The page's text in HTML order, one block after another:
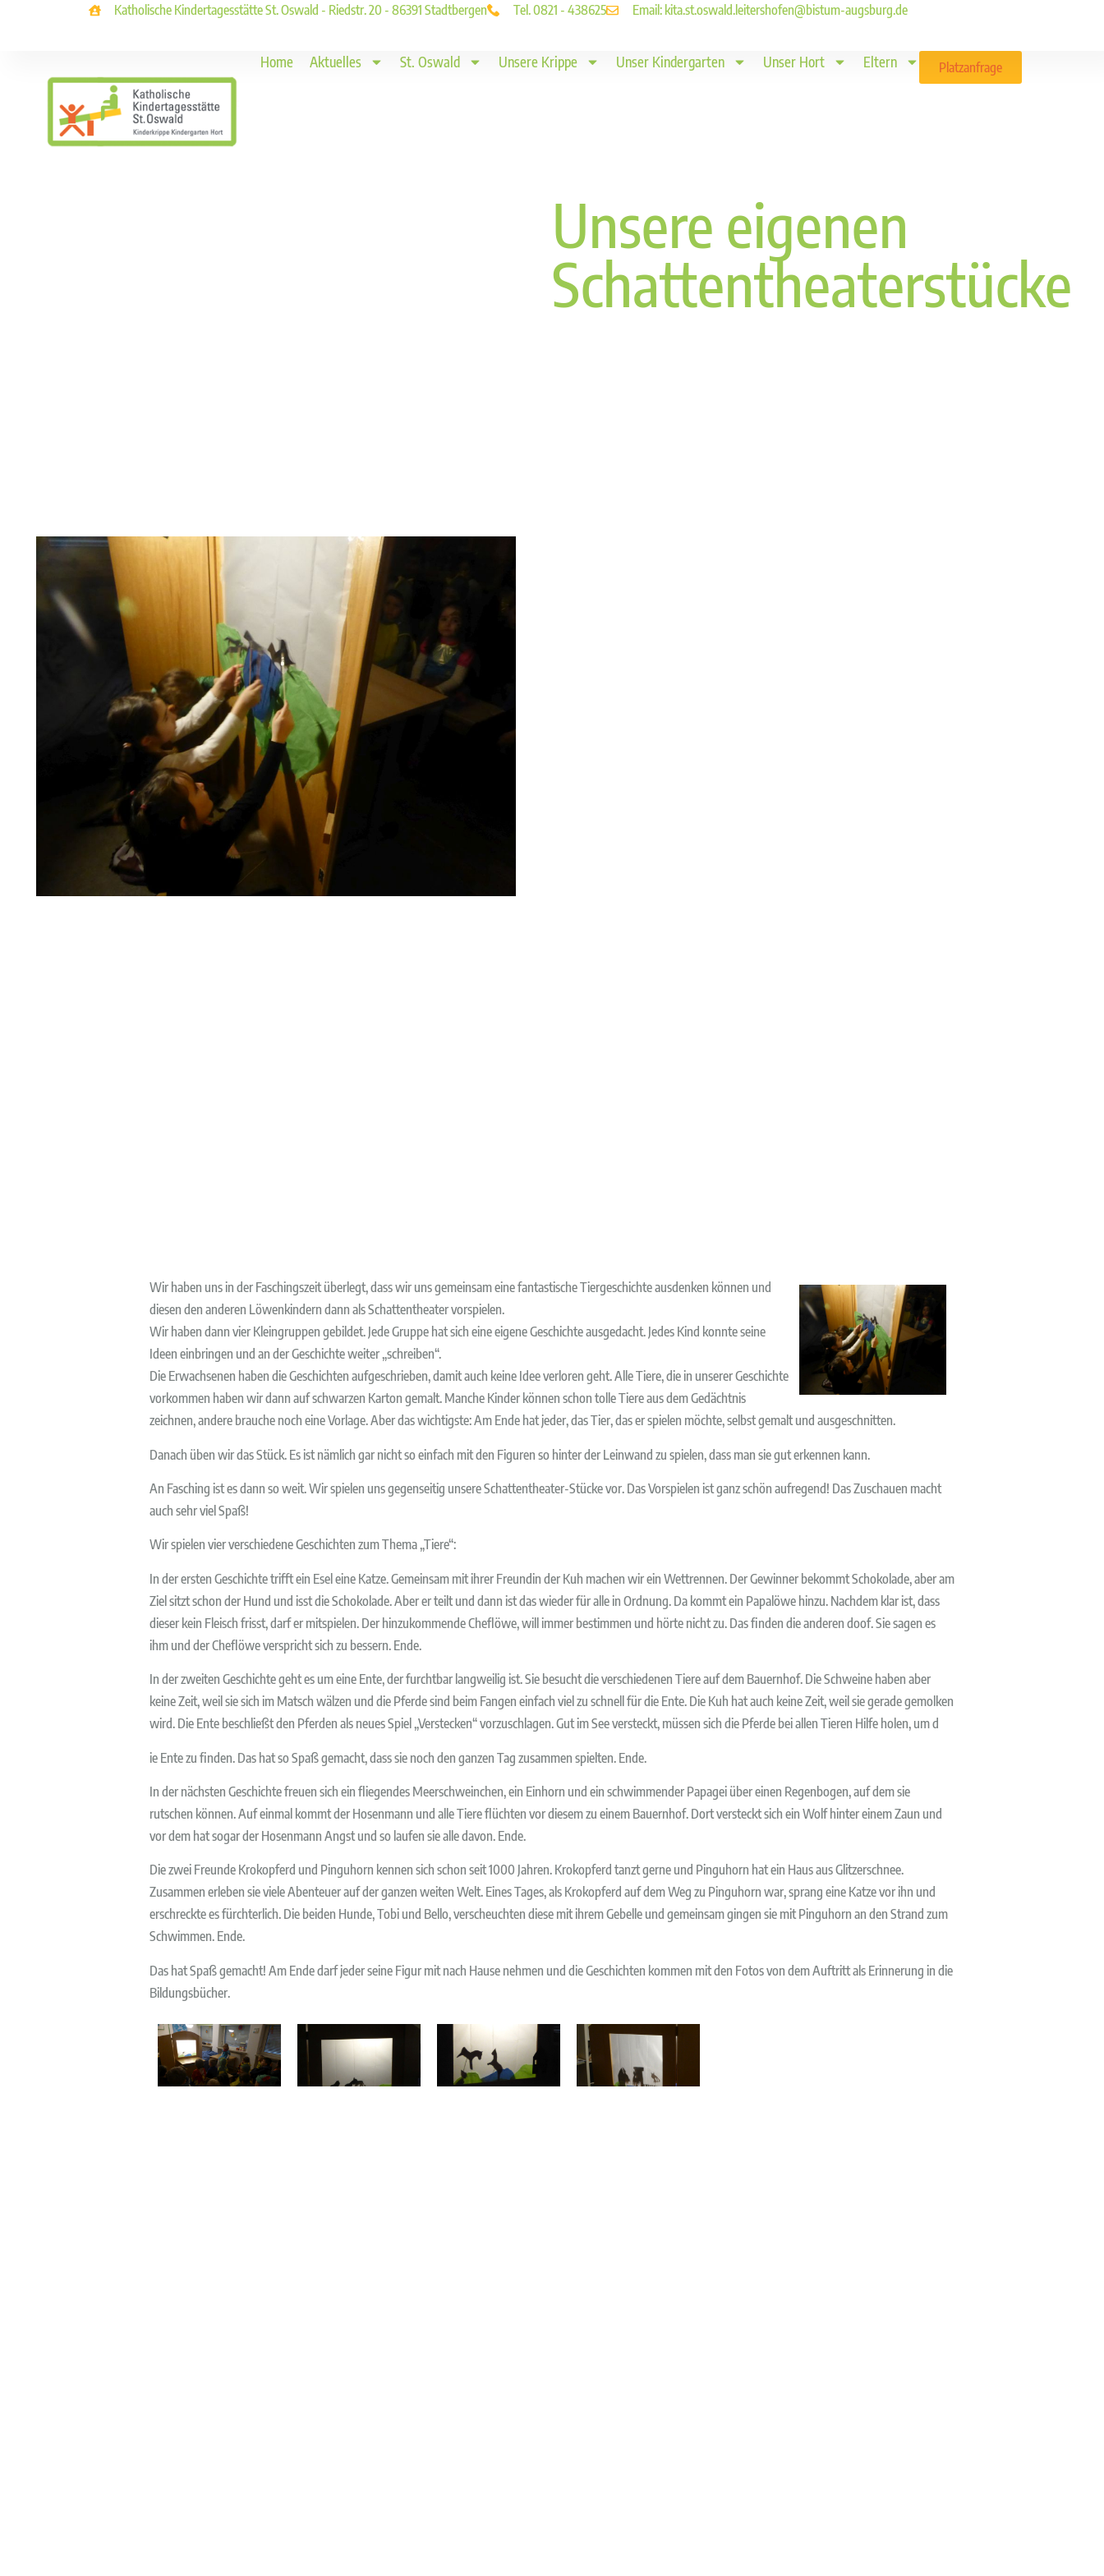
Katholische Kindertagesstätte St. Oswald - Riedstr. 20 - 86391 Stadtbergen Tel. 0821 - 438625 Email: kita.st.oswald.leitershofen@bistum-augsburg.de
Home Aktuelles St. Oswald Unsere Krippe Unser Kindergarten Unser Hort Eltern Platzanfrage
Unsere eigenen
Schattentheaterstücke
Wir haben uns in der Faschingszeit überlegt, dass wir uns gemeinsam eine fantastische Tiergeschichte ausdenken können und
diesen den anderen Löwenkindern dann als Schattentheater vorspielen.
Wir haben dann vier Kleingruppen gebildet. Jede Gruppe hat sich eine eigene Geschichte ausgedacht. Jedes Kind konnte seine
Ideen einbringen und an der Geschichte weiter „schreiben“.
Die Erwachsenen haben die Geschichten aufgeschrieben, damit auch keine Idee verloren geht. Alle Tiere, die in unserer Geschichte
vorkommen haben wir dann auf schwarzen Karton gemalt. Manche Kinder können schon tolle Tiere aus dem Gedächtnis
zeichnen, andere brauche noch eine Vorlage. Aber das wichtigste: Am Ende hat jeder, das Tier, das er spielen möchte, selbst gemalt und ausgeschnitten.
Danach üben wir das Stück. Es ist nämlich gar nicht so einfach mit den Figuren so hinter der Leinwand zu spielen, dass man sie gut erkennen kann.
An Fasching ist es dann so weit. Wir spielen uns gegenseitig unsere Schattentheater-Stücke vor. Das Vorspielen ist ganz schön aufregend! Das Zuschauen macht
auch sehr viel Spaß!
Wir spielen vier verschiedene Geschichten zum Thema „Tiere“:
In der ersten Geschichte trifft ein Esel eine Katze. Gemeinsam mit ihrer Freundin der Kuh machen wir ein Wettrennen. Der Gewinner bekommt Schokolade, aber am
Ziel sitzt schon der Hund und isst die Schokolade. Aber er teilt und dann ist das wieder für alle in Ordnung. Da kommt ein Papalöwe hinzu. Nachdem klar ist, dass
dieser kein Fleisch frisst, darf er mitspielen. Der hinzukommende Cheflöwe, will immer bestimmen und hörte nicht zu. Das finden die anderen doof. Sie sagen es
ihm und der Cheflöwe verspricht sich zu bessern. Ende.
In der zweiten Geschichte geht es um eine Ente, der furchtbar langweilig ist. Sie besucht die verschiedenen Tiere auf dem Bauernhof. Die Schweine haben aber
keine Zeit, weil sie sich im Matsch wälzen und die Pferde sind beim Fangen einfach viel zu schnell für die Ente. Die Kuh hat auch keine Zeit, weil sie gerade gemolken
wird. Die Ente beschließt den Pferden als neues Spiel „Verstecken“ vorzuschlagen. Gut im See versteckt, müssen sich die Pferde bei allen Tieren Hilfe holen, um d
ie Ente zu finden. Das hat so Spaß gemacht, dass sie noch den ganzen Tag zusammen spielten. Ende.
In der nächsten Geschichte freuen sich ein fliegendes Meerschweinchen, ein Einhorn und ein schwimmender Papagei über einen Regenbogen, auf dem sie
rutschen können. Auf einmal kommt der Hosenmann und alle Tiere flüchten vor diesem zu einem Bauernhof. Dort versteckt sich ein Wolf hinter einem Zaun und
vor dem hat sogar der Hosenmann Angst und so laufen sie alle davon. Ende.
Die zwei Freunde Krokopferd und Pinguhorn kennen sich schon seit 1000 Jahren. Krokopferd tanzt gerne und Pinguhorn hat ein Haus aus Glitzerschnee.
Zusammen erleben sie viele Abenteuer auf der ganzen weiten Welt. Eines Tages, als Krokopferd auf dem Weg zu Pinguhorn war, sprang eine Katze vor ihn und
erschreckte es fürchterlich. Die beiden Hunde, Tobi und Bello, verscheuchten diese mit ihrem Gebelle und gemeinsam gingen sie mit Pinguhorn an den Strand zum
Schwimmen. Ende.
Das hat Spaß gemacht! Am Ende darf jeder seine Figur mit nach Hause nehmen und die Geschichten kommen mit den Fotos von dem Auftritt als Erinnerung in die
Bildungsbücher.